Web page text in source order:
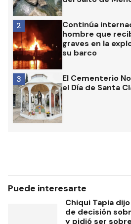
Departamento
extranjeros: el
del Salto de
1
graves en la
su barco
2
3